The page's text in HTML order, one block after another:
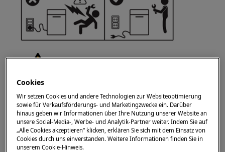
WARNUNG!VERLETZUNGSGEFAHR
Cookies
Wir setzen Cookies und andere Technologien zur Websiteoptimierung
sowie für Verkaufsförderungs- und Marketingzwecke ein. Darüber
hinaus geben wir Informationen über Ihre Nutzung unserer Website an
unsere Social-Media-, Werbe- und Analytik-Partner weiter. Indem Sie auf
„Alle Cookies akzeptieren“ klicken, erklären Sie sich mit dem Einsatz von
Cookies durch uns einverstanden. Weitere Informationen finden Sie in
unserem Cookie-Hinweis.